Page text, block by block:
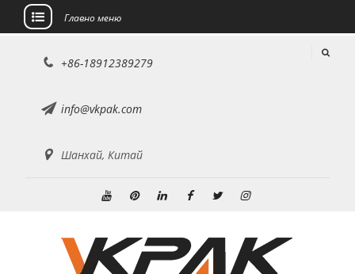
Главно меню
+86-18912389279
info@vkpak.com
Шанхай, Китай